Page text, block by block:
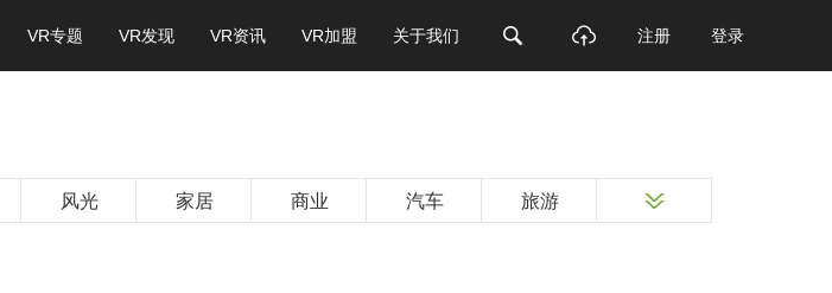
VR专题 VR发现 VR资讯 VR加盟 关于我们 注册 登录
风光 家居 商业 汽车 旅游